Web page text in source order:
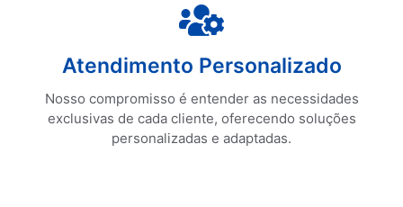
Atendimento Personalizado
Nosso compromisso é entender as necessidades
exclusivas de cada cliente, oferecendo soluções
personalizadas e adaptadas.
Atendimento Personalizado
Solicite uma Cotação